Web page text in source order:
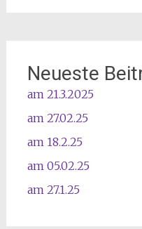
Neueste
am 21.3.2025
am 27.02.25
am 18.2.25
am 05.02.25
am 27.1.25